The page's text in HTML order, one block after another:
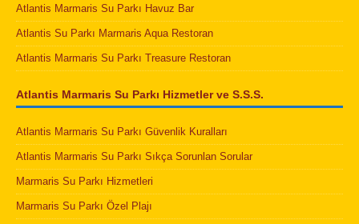
Atlantis Marmaris Su Parkı Havuz Bar
Atlantis Su Parkı Marmaris Aqua Restoran
Atlantis Marmaris Su Parkı Treasure Restoran
Atlantis Marmaris Su Parkı Hizmetler ve S.S.S.
Atlantis Marmaris Su Parkı Güvenlik Kuralları
Atlantis Marmaris Su Parkı Sıkça Sorunlan Sorular
Marmaris Su Parkı Hizmetleri
Marmaris Su Parkı Özel Plajı